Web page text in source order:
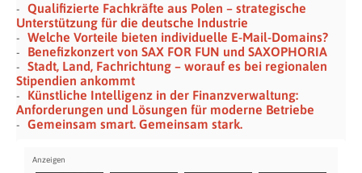
Qualifizierte Fachkräfte aus Polen – strategische
Unterstützung für die deutsche Industrie
Welche Vorteile bieten individuelle E-Mail-Domains?
Benefizkonzert von SAX FOR FUN und SAXOPHORIA
Stadt, Land, Fachrichtung – worauf es bei regionalen
Stipendien ankommt
Künstliche Intelligenz in der Finanzverwaltung:
Anforderungen und Lösungen für moderne Betriebe
Gemeinsam smart. Gemeinsam stark.